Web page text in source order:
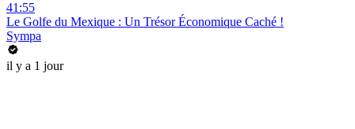
41:55
Le Golfe du Mexique : Un Trésor Économique Caché !
Sympa
il y a 1 jour